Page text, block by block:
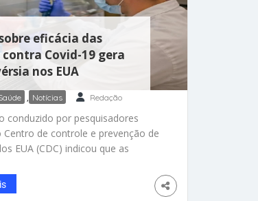
eficácia das
Covid-19 gera
nos EUA
, Notícias Redação
conduzido por pesquisadores
Centro de controle e prevenção de
EUA (CDC) indicou que as
o risco de hospitalizações e
socorro entre adultos nos